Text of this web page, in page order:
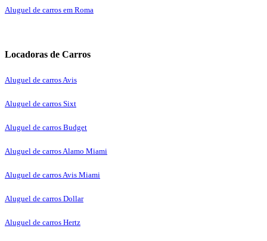
Aluguel de carros em Roma
Locadoras de Carros
Aluguel de carros Avis
Aluguel de carros Sixt
Aluguel de carros Budget
Aluguel de carros Alamo Miami
Aluguel de carros Avis Miami
Aluguel de carros Dollar
Aluguel de carros Hertz